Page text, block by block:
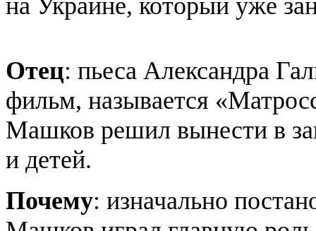
Отец: пьеса Александра
фильм, называется
Машков решил вынести в
и детей.
Почему: изначально